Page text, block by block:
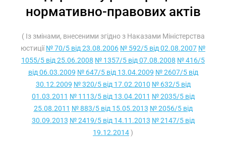
нормативно-правових актів
( Із змінами, внесеними згідно з Наказами Міністерства
юстиції№ 70/5 від 23.08.2006 № 592/5 від 02.08.2007 №
1055/5 від 25.06.2008 № 1357/5 від 07.08.2008 № 416/5
від 06.03.2009 № 647/5 від 13.04.2009 № 2607/5 від
30.12.2009 № 320/5 від 17.02.2010 № 632/5 від
01.03.2011 № 1113/5 від 13.04.2011 № 2035/5 від
25.08.2011 № 883/5 від 15.05.2013 № 2056/5 від
30.09.2013 № 2419/5 від 14.11.2013 № 2147/5 від
19.12.2014)